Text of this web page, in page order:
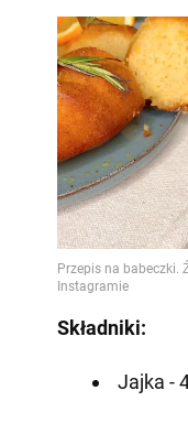
Składniki:
Jajka -